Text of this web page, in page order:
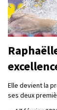
Elle devient la
ses deux